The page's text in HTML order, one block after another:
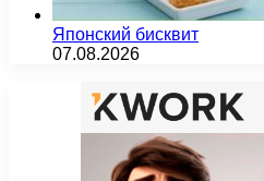
Японский бисквит
07.08.2026